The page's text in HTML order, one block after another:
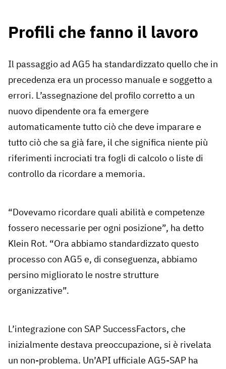
Profili che fanno il lavoro
Il passaggio ad AG5 ha standardizzato quello che in
precedenza era un processo manuale e soggetto a
errori. L’assegnazione del profilo corretto a un
nuovo dipendente ora fa emergere
automaticamente tutto ciò che deve imparare e
tutto ciò che sa già fare, il che significa niente più
riferimenti incrociati tra fogli di calcolo o liste di
controllo da ricordare a memoria.
“Dovevamo ricordare quali abilità e competenze
fossero necessarie per ogni posizione”, ha detto
Klein Rot. “Ora abbiamo standardizzato questo
processo con AG5 e, di conseguenza, abbiamo
persino migliorato le nostre strutture
organizzative”.
L’integrazione con SAP SuccessFactors, che
inizialmente destava preoccupazione, si è rivelata
un non-problema. Un’API ufficiale AG5-SAP ha